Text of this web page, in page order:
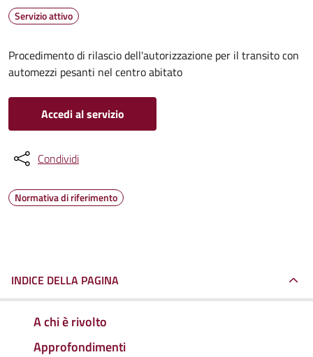
Servizio attivo
Procedimento di rilascio dell'autorizzazione per il transito con
automezzi pesanti nel centro abitato
Accedi al servizio
Condividi
Normativa di riferimento
INDICE DELLA PAGINA
A chi è rivolto
Approfondimenti